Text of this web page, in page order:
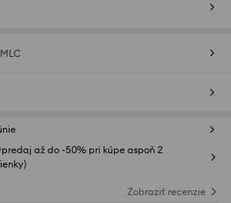
až do -50% pri kúpe aspoň 2
Zobraziť recenzie